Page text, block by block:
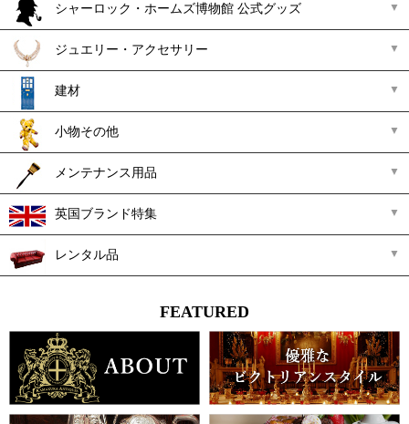
シャーロック・ホームズ博物館 公式グッズ
ジュエリー・アクセサリー
建材
小物その他
メンテナンス用品
英国ブランド特集
レンタル品
FEATURED